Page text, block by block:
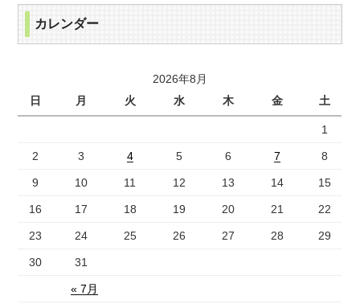
カレンダー
2026年8月
日
月 火 水 木 金 土
« 7月
1
2 3 4 5 6 7 8
9 10 11 12 13 14 15
16 17 18 19 20 21 22
23 24 25 26 27 28 29
30 31